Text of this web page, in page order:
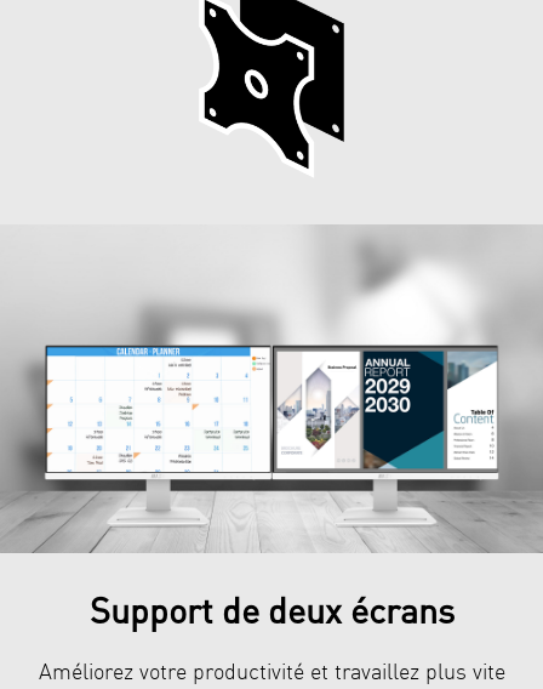
Support de deux écrans
Améliorez votre productivité et travaillez plus vite